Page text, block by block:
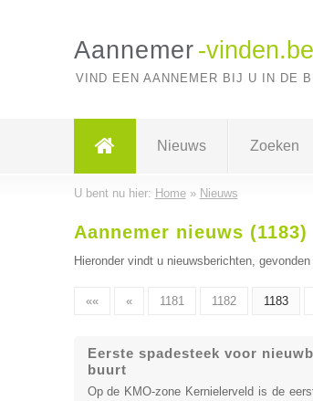
Aannemer -vinden.be
VIND EEN AANNEMER BIJ U IN DE
Nieuws Zoeken
U bent nu hier: Home» Nieuws
Aannemer nieuws (1183)
Hieronder vindt u nieuwsberichten,
«« « 1181 1182 1183
Eerste spadesteek voor
buurt
Op de KMO-zone Kernielerveld is de